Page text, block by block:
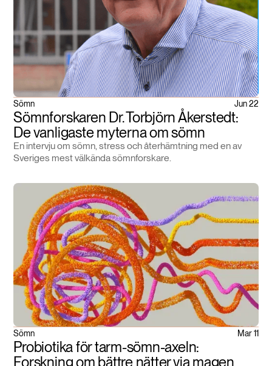
Sömn Jun 22
Sömnforskaren Dr. Torbjörn Åkerstedt:
De vanligaste myterna om sömn
En intervju om sömn, stress och återhämtning med en av
Sveriges mest välkända sömnforskare.
Sömn Mar 11
Probiotika för tarm-sömn-axeln:
Forskning om bättre nätter via magen